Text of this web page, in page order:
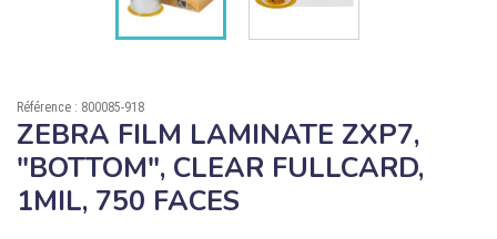
Contact
Référence : 800085-918
ZEBRA FILM LAMINATE ZXP7,
"BOTTOM", CLEAR FULLCARD,
1MIL, 750 FACES